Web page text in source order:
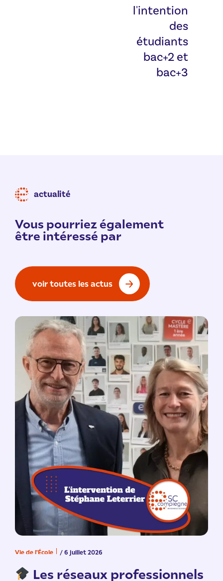
l'intention
des
étudiants
bac+2 et
bac+3
actualité
Vous pourriez également
être intéressé par
voir toutes les actus
Vie de l'École / 6 juillet 2026
Les réseaux professionnels